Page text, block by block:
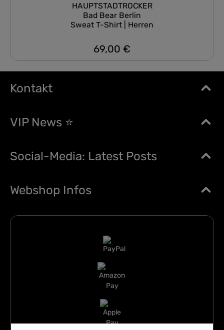
HAUPTSTADTROCKER
Bad Bear Berlin
Sweat T-Shirt | Herren
Regulärer Preis:
69,00 €
Kontakt
VIP News ⭐
Social-Media: Latest Posts
Webshop Infos